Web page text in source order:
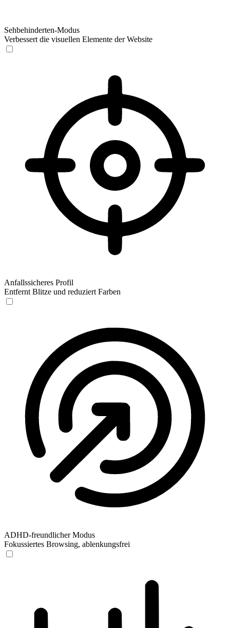
Sehbehinderten-Modus
Verbessert die visuellen Elemente der Website
Anfallssicheres Profil
Entfernt Blitze und reduziert Farben
ADHD-freundlicher Modus
Fokussiertes Browsing, ablenkungsfrei